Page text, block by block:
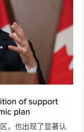
，也出现了显著认